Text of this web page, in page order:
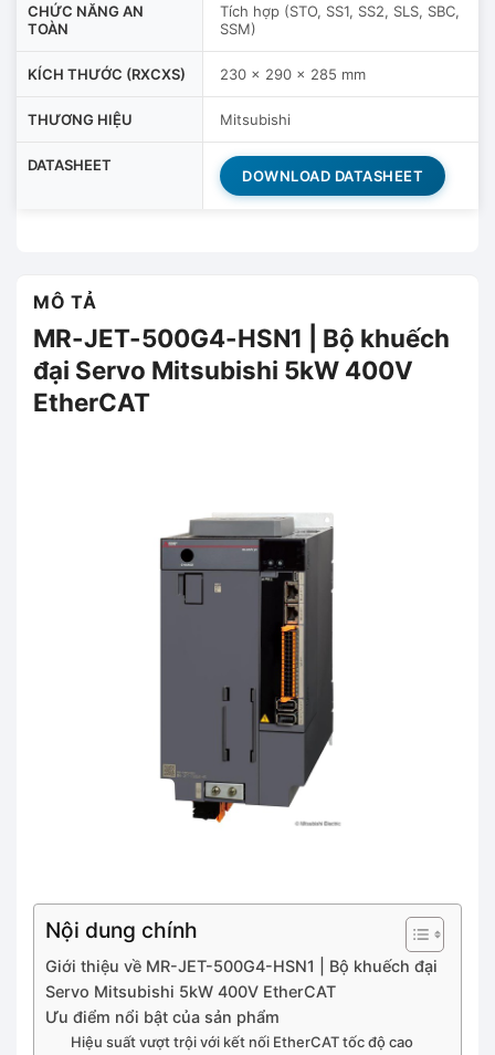
CHỨC NĂNG AN
TOÀN
Tích hợp (STO, SS1, SS2, SLS, SBC,
SSM)
KÍCH THƯỚC (RXCXS) 230 x 290 x 285 mm
THƯƠNG HIỆU Mitsubishi
DATASHEET
DOWNLOAD DATASHEET
MÔ TẢ
MR-JET-500G4-HSN1 | Bộ khuếch
đại Servo Mitsubishi 5kW 400V
EtherCAT
Nội dung chính
Giới thiệu về MR-JET-500G4-HSN1 | Bộ khuếch đại
Servo Mitsubishi 5kW 400V EtherCAT
Ưu điểm nổi bật của sản phẩm
Hiệu suất vượt trội với kết nối EtherCAT tốc độ cao